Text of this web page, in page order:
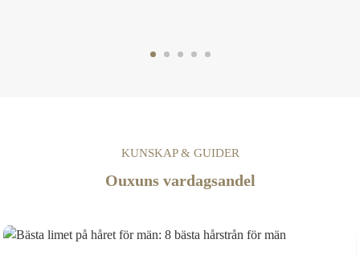
KUNSKAP & GUIDER
Ouxuns vardagsandel